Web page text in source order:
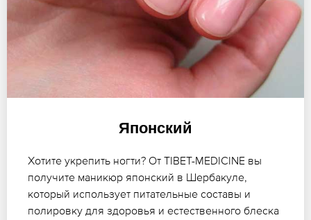
Японский
Хотите укрепить ногти? От TIBET-MEDICINE вы
получите маникюр японский в Шербакуле,
который использует питательные составы и
полировку для здоровья и естественного блеска